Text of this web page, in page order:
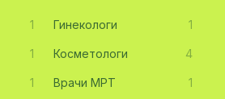
1 Гинекологи 1
1 Косметологи 4
1 Врачи МРТ 1